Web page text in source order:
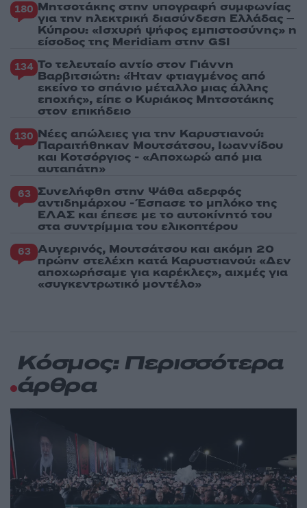
180 Μητσοτάκης στην υπογραφή συμφωνίας
για την ηλεκτρική διασύνδεση Ελλάδας –
Κύπρου: «Ισχυρή ψήφος εμπιστοσύνης» η
είσοδος της Meridiam στην GSI
134 Το τελευταίο αντίο στον Γιάννη
Βαρβιτσιώτη: «Ήταν φτιαγμένος από
εκείνο το σπάνιο μέταλλο μιας άλλης
εποχής», είπε ο Κυριάκος Μητσοτάκης
στον επικήδειο
130 Νέες απώλειες για την Καρυστιανού:
Παραιτήθηκαν Μουτσάτσου, Ιωαννίδου
και Κοτσόργιος - «Αποχωρώ από μια
αυταπάτη»
63 Συνελήφθη στην Ψάθα αδερφός
αντιδημάρχου - Έσπασε το μπλόκο της
ΕΛΑΣ και έπεσε με το αυτοκίνητό του
στα συντρίμμια του ελικοπτέρου
63 Αυγερινός, Μουτσάτσου και ακόμη 20
πρώην στελέχη κατά Καρυστιανού: «Δεν
αποχωρήσαμε για καρέκλες», αιχμές για
«συγκεντρωτικό μοντέλο»
Κόσμος: Περισσότερα
άρθρα